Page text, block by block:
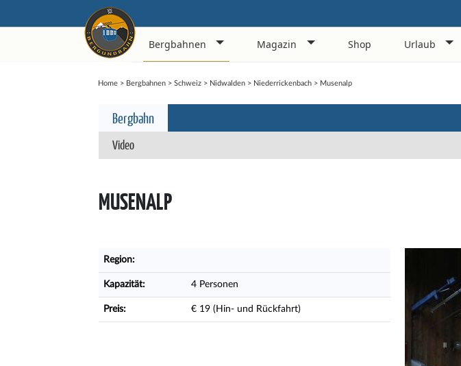
Bergbahnen Magazin Shop Urlaub
Home> Bergbahnen> Schweiz> Nidwalden> Niederrickenbach> Musenalp
Bergbahn
Video
MUSENALP
Region:
Kapazität: 4 Personen
Preis: € 19 (Hin- und Rückfahrt)